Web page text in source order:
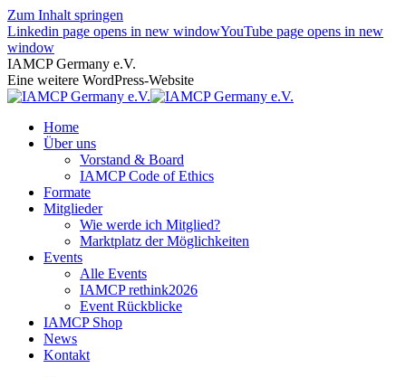
Zum Inhalt springen
Linkedin page opens in new windowYouTube page opens in new
window
IAMCP Germany e.V.
Eine weitere WordPress-Website
Home
Über uns
Vorstand & Board
IAMCP Code of Ethics
Formate
Mitglieder
Wie werde ich Mitglied?
Marktplatz der Möglichkeiten
Events
Alle Events
IAMCP rethink2026
Event Rückblicke
IAMCP Shop
News
Kontakt